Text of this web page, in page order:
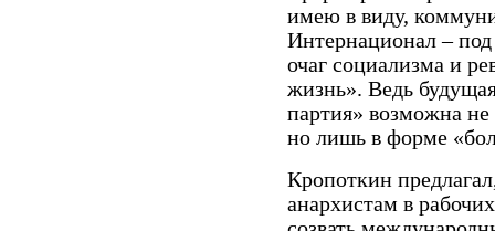
имею в виду,
Интернационал –
очаг социализма и
жизнь». Ведь
партия» возможна не
но лишь в форме
Кропоткин
анархистам в